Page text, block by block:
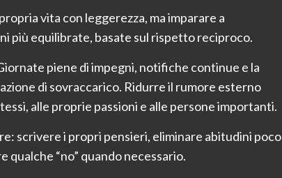
vita con leggerezza, ma imparare a
più equilibrate, basate sul rispetto reciproco.
piene di impegni, notifiche continue e la
di sovraccarico. Ridurre il rumore esterno
alle proprie passioni e alle persone importanti.
scrivere i propri pensieri, eliminare abitudini poco
qualche “no” quando necessario.